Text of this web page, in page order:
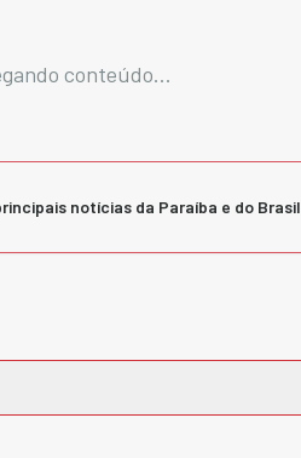
conteúdo...
notícias da Paraíba e do Brasil